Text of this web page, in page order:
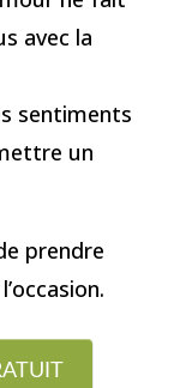
avec la
sentiments
un
prendre